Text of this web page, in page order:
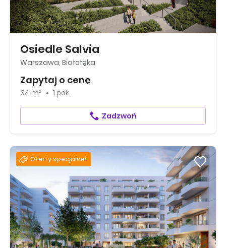
Osiedle Salvia
Warszawa, Białołęka
Zapytaj o cenę
34 m² 1 pok.
Zadzwoń
Oferty specjalne!